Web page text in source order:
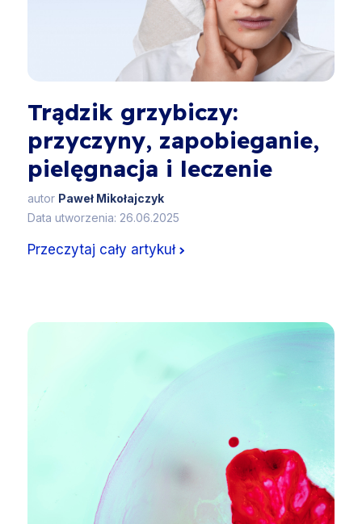
Trądzik grzybiczy:
przyczyny, zapobieganie,
pielęgnacja i leczenie
autor Paweł Mikołajczyk
Data utworzenia: 26.06.2025
Przeczytaj cały artykuł